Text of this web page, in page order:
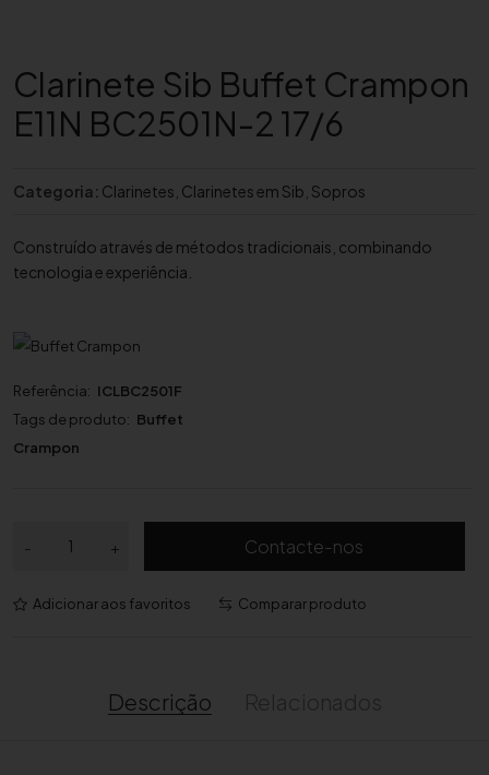
Clarinete Sib Buffet Crampon
E11N BC2501N-2 17/6
Categoria: Clarinetes Clarinetes em Sib Sopros
Construído através de métodos tradicionais, combinando
tecnologia e experiência.
Referência: ICLBC2501F
Tags de produto: Buffet
Crampon
-
n
+ Contacte-nos
Adicionar aos favoritos Comparar produto
Descrição